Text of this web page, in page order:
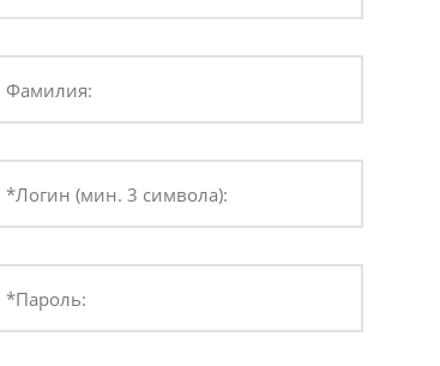
Фамилия:
*Логин (мин. 3 символа):
*Пароль: